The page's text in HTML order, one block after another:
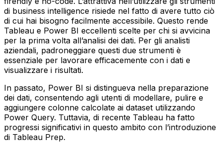
di business intelligence risiede nel fatto di avere tutto ciò
di cui hai bisogno facilmente accessibile. Questo rende
Tableau e Power BI eccellenti scelte per chi si avvicina
per la prima volta all’analisi dei dati. Per gli analisti
aziendali, padroneggiare questi due strumenti è
essenziale per lavorare efficacemente con i dati e
visualizzare i risultati.
In passato, Power BI si distingueva nella preparazione
dei dati, consentendo agli utenti di modellare, pulire e
aggiungere colonne calcolate ai dataset utilizzando
Power Query. Tuttavia, di recente Tableau ha fatto
progressi significativi in questo ambito con l’introduzione
di Tableau Prep.